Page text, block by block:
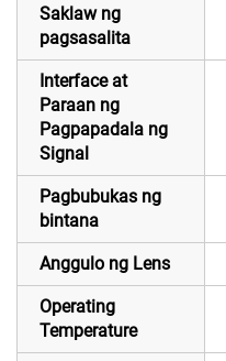
Saklaw ng
pagsasalita
Interface at
Paraan ng
Pagpapadala ng
Signal
Pagbubukas ng
bintana
Anggulo ng Lens
Operating
Temperature